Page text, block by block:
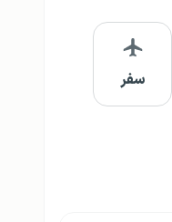
سفر